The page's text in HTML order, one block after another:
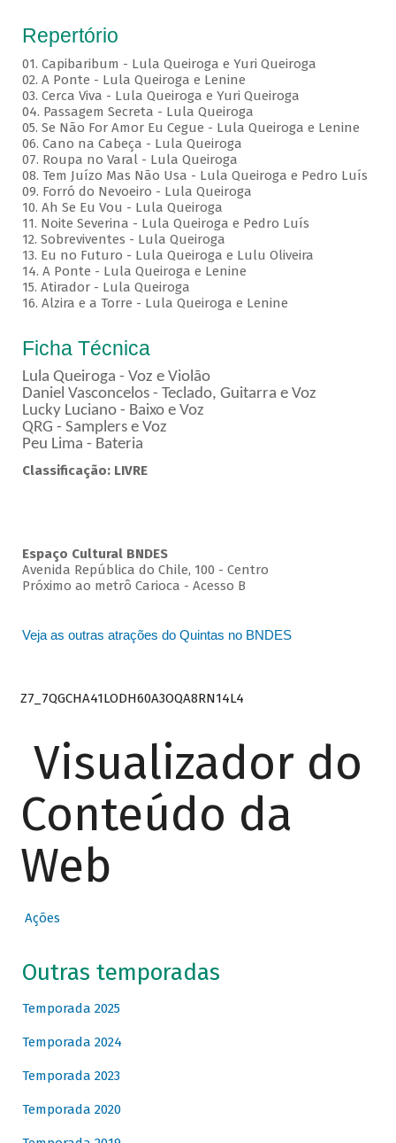
Repertório
01. Capibaribum - Lula Queiroga e Yuri Queiroga
02. A Ponte - Lula Queiroga e Lenine
03. Cerca Viva - Lula Queiroga e Yuri Queiroga
04. Passagem Secreta - Lula Queiroga
05. Se Não For Amor Eu Cegue - Lula Queiroga e Lenine
06. Cano na Cabeça - Lula Queiroga
07. Roupa no Varal - Lula Queiroga
08. Tem Juízo Mas Não Usa - Lula Queiroga e Pedro Luís
09. Forró do Nevoeiro - Lula Queiroga
10. Ah Se Eu Vou - Lula Queiroga
11. Noite Severina - Lula Queiroga e Pedro Luís
12. Sobreviventes - Lula Queiroga
13. Eu no Futuro - Lula Queiroga e Lulu Oliveira
14. A Ponte - Lula Queiroga e Lenine
15. Atirador - Lula Queiroga
16. Alzira e a Torre - Lula Queiroga e Lenine
Ficha Técnica
Lula Queiroga - Voz e Violão
Daniel Vasconcelos - Teclado, Guitarra e Voz
Lucky Luciano - Baixo e Voz
QRG - Samplers e Voz
Peu Lima - Bateria
Classificação: LIVRE
Espaço Cultural BNDES
Avenida República do Chile, 100 - Centro
Próximo ao metrô Carioca - Acesso B
Veja as outras atrações do Quintas no BNDES
Z7_7QGCHA41LODH60A3OQA8RN14L4
Visualizador do
Conteúdo da
Web
Ações
Outras temporadas
Temporada 2025
Temporada 2024
Temporada 2023
Temporada 2020